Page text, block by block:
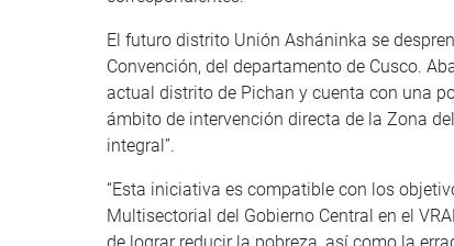
El futuro distrito Unión Asháninka se
Convención, del departamento de Cusco.
actual distrito de Pichan y cuenta con una
ámbito de intervención directa de la Zona
integral”.
“Esta iniciativa es compatible con los
Multisectorial del Gobierno Central en el